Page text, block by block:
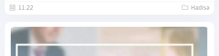
11:22 Hadisə